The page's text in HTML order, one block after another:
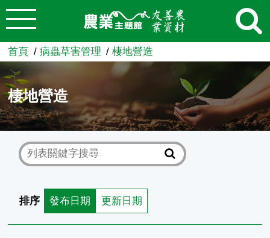
跳到主要內容
農業知識入口網
首頁 病蟲草害管理 棲地營造
棲地營造
排序 發布日期 更新日期